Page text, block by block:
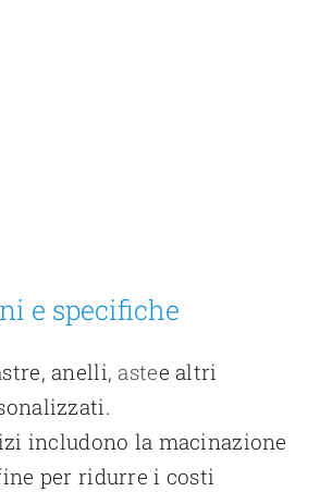
e specifiche
anelli, astee altri
includono la macinazione
per ridurre i costi